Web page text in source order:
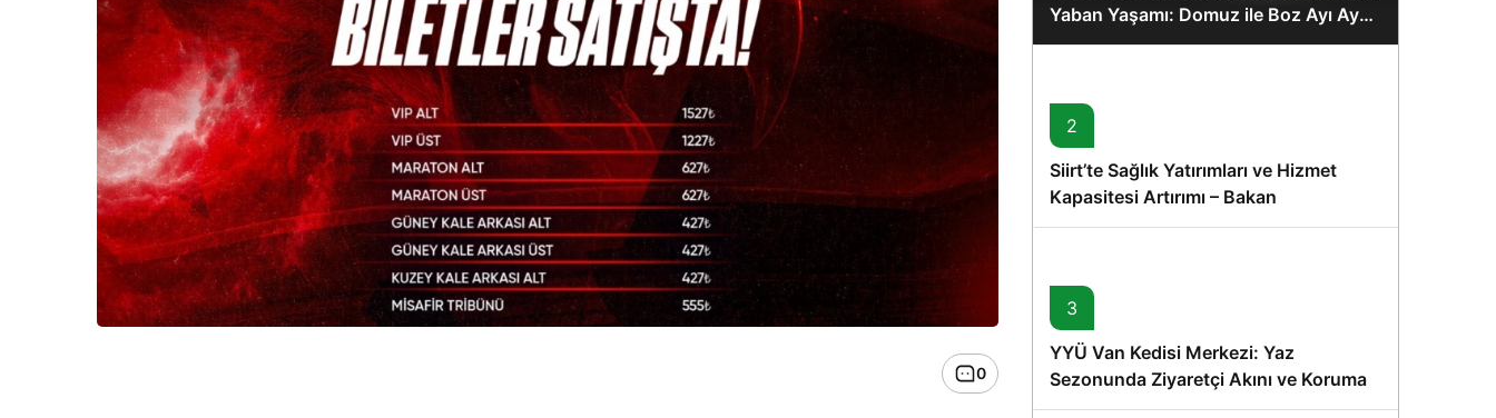
0
Yaban Yaşamı: Domuz ile Boz Ayı Aynı
Karede
2
Siirt’te Sağlık Yatırımları ve Hizmet
Kapasitesi Artırımı – Bakan
Memişoğlu’nun Ziyareti
3
YYÜ Van Kedisi Merkezi: Yaz
Sezonunda Ziyaretçi Akını ve Koruma
Vurgusu